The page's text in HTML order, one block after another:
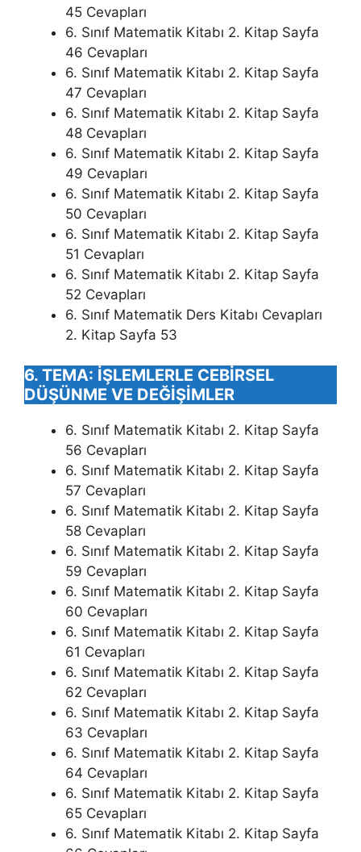
45 Cevapları
6. Sınıf Matematik Kitabı 2. Kitap Sayfa
46 Cevapları
6. Sınıf Matematik Kitabı 2. Kitap Sayfa
47 Cevapları
6. Sınıf Matematik Kitabı 2. Kitap Sayfa
48 Cevapları
6. Sınıf Matematik Kitabı 2. Kitap Sayfa
49 Cevapları
6. Sınıf Matematik Kitabı 2. Kitap Sayfa
50 Cevapları
6. Sınıf Matematik Kitabı 2. Kitap Sayfa
51 Cevapları
6. Sınıf Matematik Kitabı 2. Kitap Sayfa
52 Cevapları
6. Sınıf Matematik Ders Kitabı Cevapları
2. Kitap Sayfa 53
6. TEMA: İŞLEMLERLE CEBİRSEL
DÜŞÜNME VE DEĞİŞİMLER
6. Sınıf Matematik Kitabı 2. Kitap Sayfa
56 Cevapları
6. Sınıf Matematik Kitabı 2. Kitap Sayfa
57 Cevapları
6. Sınıf Matematik Kitabı 2. Kitap Sayfa
58 Cevapları
6. Sınıf Matematik Kitabı 2. Kitap Sayfa
59 Cevapları
6. Sınıf Matematik Kitabı 2. Kitap Sayfa
60 Cevapları
6. Sınıf Matematik Kitabı 2. Kitap Sayfa
61 Cevapları
6. Sınıf Matematik Kitabı 2. Kitap Sayfa
62 Cevapları
6. Sınıf Matematik Kitabı 2. Kitap Sayfa
63 Cevapları
6. Sınıf Matematik Kitabı 2. Kitap Sayfa
64 Cevapları
6. Sınıf Matematik Kitabı 2. Kitap Sayfa
65 Cevapları
6. Sınıf Matematik Kitabı 2. Kitap Sayfa